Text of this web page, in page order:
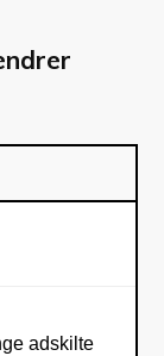
adskilte